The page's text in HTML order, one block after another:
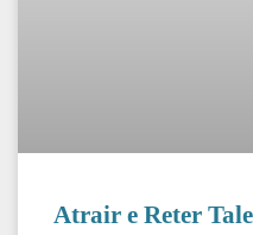
Atrair e Reter